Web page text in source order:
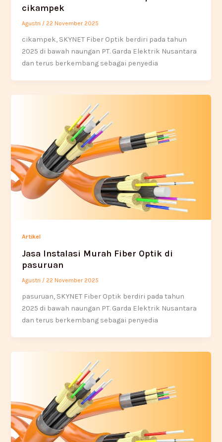
cikampek
Agustri / 22 November 2025
cikampek, SKYNET Fiber Optik berdiri pada tahun
2025 di bawah naungan PT. Garda Elektrik Nusantara
dan terus berkembang sebagai penyedia
Artikel
Jasa Instalasi Murah Fiber Optik di
pasuruan
Agustri / 22 November 2025
pasuruan, SKYNET Fiber Optik berdiri pada tahun
2025 di bawah naungan PT. Garda Elektrik Nusantara
dan terus berkembang sebagai penyedia